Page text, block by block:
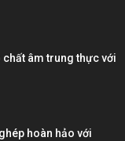
âm trung thực với
hoàn hảo với